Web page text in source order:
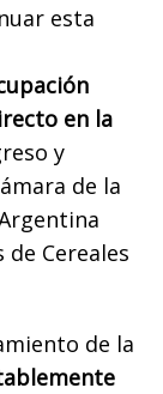
esta
en la
y
de la
Cereales
de la